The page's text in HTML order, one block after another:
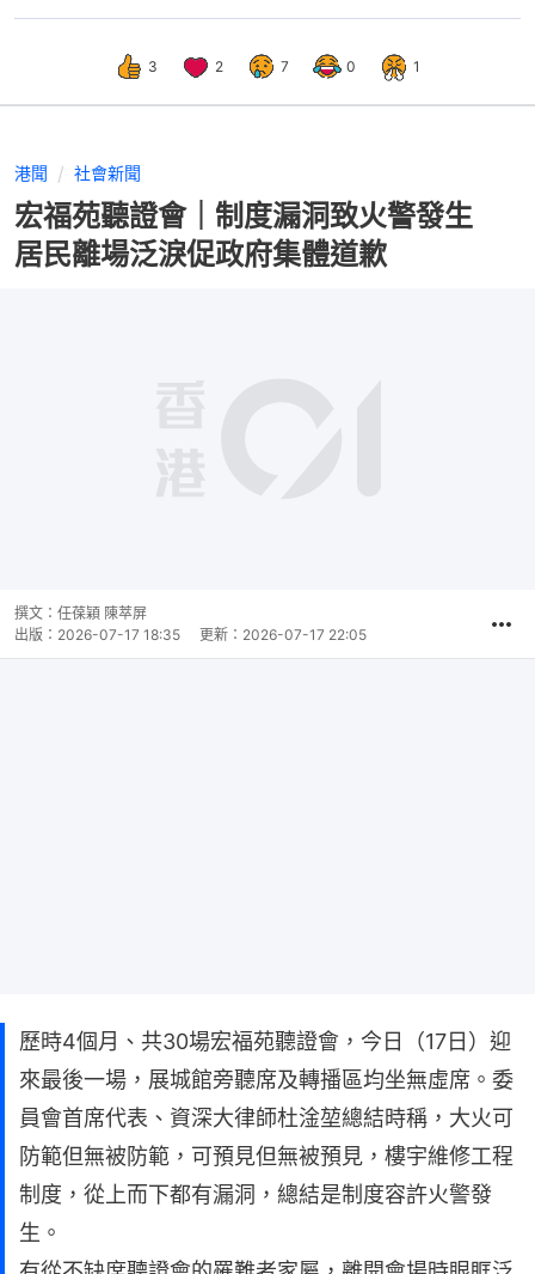
3 2 7 0 1
港聞 社會新聞
宏福苑聽證會｜制度漏洞致火警發生
居民離場泛淚促政府集體道歉
撰文： 任葆穎 陳萃屏
出版： 2026-07-17 18:35 更新： 2026-07-17 22:05
歷時4個月、共30場宏福苑聽證會，今日（17日）迎
來最後一場，展城館旁聽席及轉播區均坐無虛席。委
員會首席代表、資深大律師杜淦堃總結時稱，大火可
防範但無被防範，可預見但無被預見，樓宇維修工程
制度，從上而下都有漏洞，總結是制度容許火警發
生。